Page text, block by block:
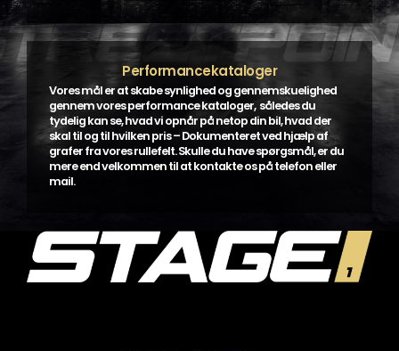
Performancekataloger
Vores mål er at skabe synlighed og gennemskuelighed
gennem vores performance kataloger, således du
tydelig kan se, hvad vi opnår på netop din bil, hvad der
skal til og til hvilken pris – Dokumenteret ved hjælp af
grafer fra vores rullefelt. Skulle du have spørgsmål, er du
mere end velkommen til at kontakte os på telefon eller
mail.